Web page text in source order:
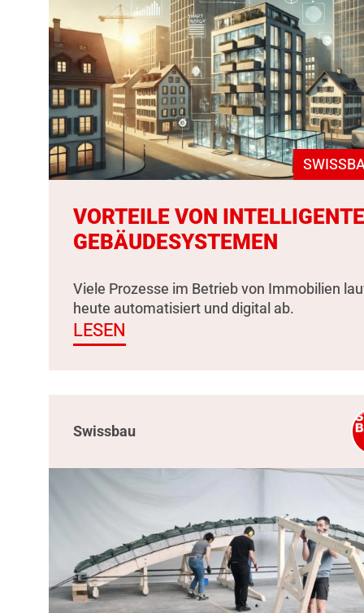
VORTEILE VON
GEBÄUDESYSTEMEN
Viele Prozesse im Betrieb von Immobilien
heute automatisiert und digital ab.
LESEN
Swissbau